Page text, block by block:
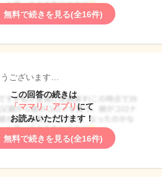
無料で続きを見る(全16件)
ございます…
この回答の続きは
「ママリ」アプリ にて
お読みいただけます！
無料で続きを見る(全16件)